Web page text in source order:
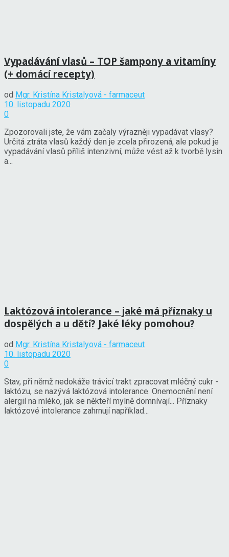
Vypadávání vlasů – TOP šampony a vitamíny
(+ domácí recepty)
od Mgr. Kristína Kristalyová - farmaceut
10. listopadu 2020
0
Zpozorovali jste, že vám začaly výrazněji vypadávat vlasy?
Určitá ztráta vlasů každý den je zcela přirozená, ale pokud je
vypadávání vlasů příliš intenzivní, může vést až k tvorbě lysin
a...
Laktózová intolerance – jaké má příznaky u
dospělých a u dětí? Jaké léky pomohou?
od Mgr. Kristína Kristalyová - farmaceut
10. listopadu 2020
0
Stav, při němž nedokáže trávicí trakt zpracovat mléčný cukr -
laktózu, se nazývá laktózová intolerance. Onemocnění není
alergií na mléko, jak se někteří mylně domnívají... Příznaky
laktózové intolerance zahrnují například...